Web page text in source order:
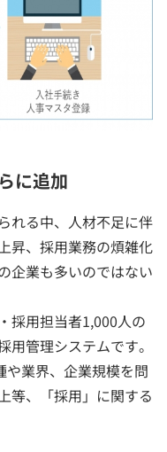
に追加
れる中、人材不足に伴
昇、採用業務の煩雑化
企業も多いのではない
採用担当者1,000人の
用管理システムです。
業界、企業規模を問
等、「採用」に関する